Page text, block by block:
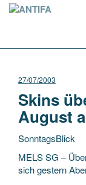
27/07/2003
Skins
August
SonntagsBlick
MELS SG –
sich gestern